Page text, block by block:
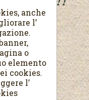
g
anche
l’
o
elemento
cookies.
l’